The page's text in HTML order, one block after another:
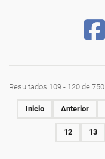
Resultados 109 - 120 de 750
Inicio Anterior
12 13